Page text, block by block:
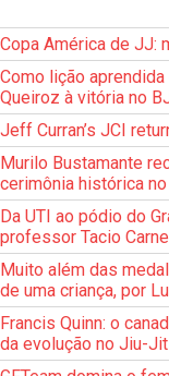
Copa América de JJ:
Como lição
Queiroz à vitória no
Jeff Curran’s JCI
Murilo Bustamante
cerimônia histórica
Da UTI ao pódio do
professor Tacio
Muito além das
de uma criança, por
Francis Quinn: o
da evolução no Jiu-